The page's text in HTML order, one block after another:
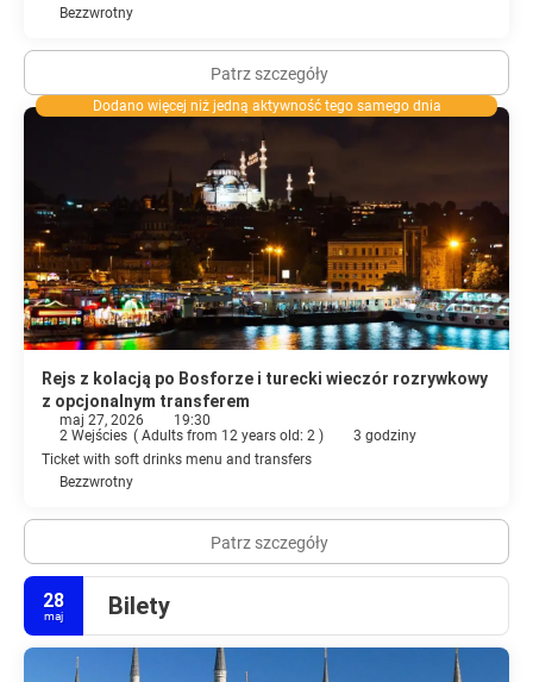
Bezzwrotny
Patrz szczegóły
Dodano więcej niż jedną aktywność tego samego dnia
Rejs z kolacją po Bosforze i turecki wieczór rozrywkowy
z opcjonalnym transferem
maj 27, 2026
19:30
2 Wejścies ( Adults from 12 years old: 2 )
3 godziny
Ticket with soft drinks menu and transfers
Bezzwrotny
Patrz szczegóły
28
maj Bilety